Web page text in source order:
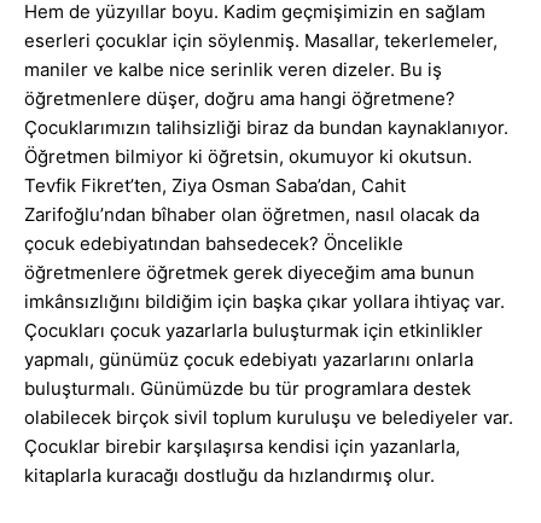
Hem de yüzyıllar boyu. Kadim geçmişimizin en sağlam
eserleri çocuklar için söylenmiş. Masallar, tekerlemeler,
maniler ve kalbe nice serinlik veren dizeler. Bu iş
öğretmenlere düşer, doğru ama hangi öğretmene?
Çocuklarımızın talihsizliği biraz da bundan kaynaklanıyor.
Öğretmen bilmiyor ki öğretsin, okumuyor ki okutsun.
Tevfik Fikret’ten, Ziya Osman Saba’dan, Cahit
Zarifoğlu’ndan bîhaber olan öğretmen, nasıl olacak da
çocuk edebiyatından bahsedecek? Öncelikle
öğretmenlere öğretmek gerek diyeceğim ama bunun
imkânsızlığını bildiğim için başka çıkar yollara ihtiyaç var.
Çocukları çocuk yazarlarla buluşturmak için etkinlikler
yapmalı, günümüz çocuk edebiyatı yazarlarını onlarla
buluşturmalı. Günümüzde bu tür programlara destek
olabilecek birçok sivil toplum kuruluşu ve belediyeler var.
Çocuklar birebir karşılaşırsa kendisi için yazanlarla,
kitaplarla kuracağı dostluğu da hızlandırmış olur.